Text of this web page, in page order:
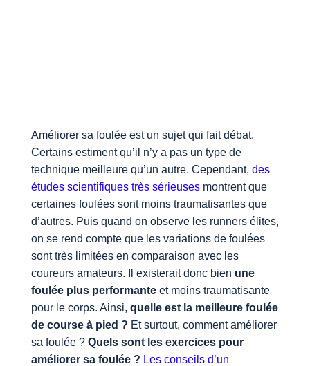
Améliorer sa foulée est un sujet qui fait débat.
Certains estiment qu’il n’y a pas un type de
technique meilleure qu’un autre. Cependant, des
études scientifiques très sérieusesmontrent que
certaines foulées sont moins traumatisantes que
d’autres. Puis quand on observe les runners élites,
on se rend compte que les variations de foulées
sont très limitées en comparaison avec les
coureurs amateurs. Il existerait donc bien une
foulée plus performanteet moins traumatisante
pour le corps. Ainsi, quelle est la meilleure foulée
de course à pied ? Et surtout, comment améliorer
sa foulée ? Quels sont les exercices pour
améliorer sa foulée ? Les conseils d’un